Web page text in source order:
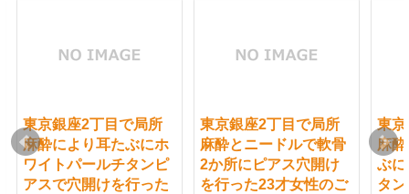
東京銀座2丁目で局所
麻酔により耳たぶにホ
ワイトパールチタンピ
アスで穴開けを行った
東京銀座2丁目で局所
麻酔とニードルで軟骨
2か所にピアス穴開け
を行った23才女性のご
東
麻
ぶ
タ